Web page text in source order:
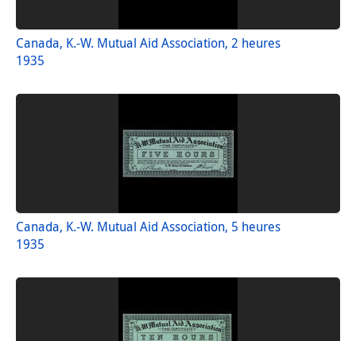
Canada, K.-W. Mutual Aid Association, 2 heures
1935
Canada, K.-W. Mutual Aid Association, 5 heures
1935